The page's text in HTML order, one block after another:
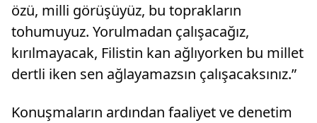
özü, milli görüşüyüz, bu toprakların
tohumuyuz. Yorulmadan çalışacağız,
kırılmayacak, Filistin kan ağlıyorken bu millet
dertli iken sen ağlayamazsın çalışacaksınız.”
Konuşmaların ardından faaliyet ve denetim